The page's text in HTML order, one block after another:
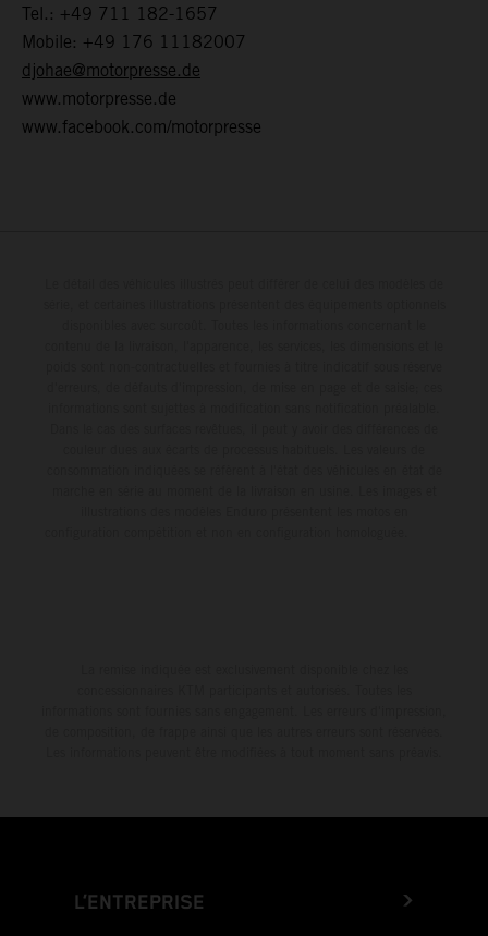
Tel.: +49 711 182-1657
Mobile: +49 176 11182007
djohae@motorpresse.de
www.motorpresse.de
www.facebook.com/motorpresse
L’ENTREPRISE